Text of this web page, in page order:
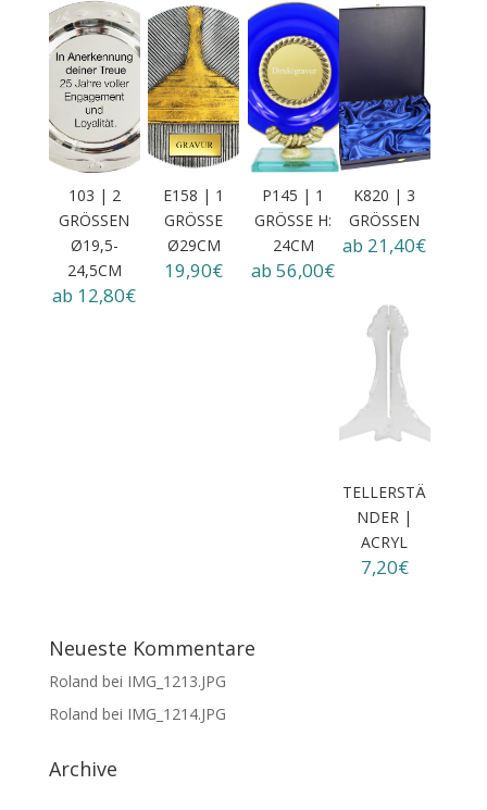
103 | 2
GRÖSSEN Ø
19,5-2
4,5CM
ab 12,80€
E158 | 1
GRÖSSE Ø
29CM
19,90€
P145 | 1
GRÖSSE H: 2
4CM
ab 56,00€
K820 | 3
GRÖSSEN
ab 21,40€
TELLERSTÄ
NDER |
ACRYL
7,20€
Neueste Kommentare
Roland bei IMG_1213.JPG
Roland bei IMG_1214.JPG
Archive